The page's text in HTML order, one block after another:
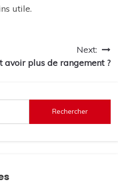
utile.
Next:
avoir plus de rangement ?
Rechercher